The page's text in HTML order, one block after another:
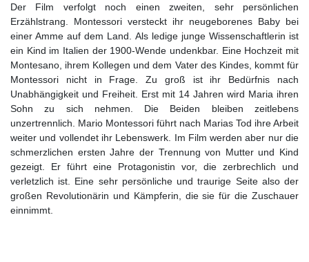
Der Film verfolgt noch einen zweiten, sehr persönlichen
Erzählstrang. Montessori versteckt ihr neugeborenes Baby bei
einer Amme auf dem Land. Als ledige junge Wissenschaftlerin ist
ein Kind im Italien der 1900-Wende undenkbar. Eine Hochzeit mit
Montesano, ihrem Kollegen und dem Vater des Kindes, kommt für
Montessori nicht in Frage. Zu groß ist ihr Bedürfnis nach
Unabhängigkeit und Freiheit. Erst mit 14 Jahren wird Maria ihren
Sohn zu sich nehmen. Die Beiden bleiben zeitlebens
unzertrennlich. Mario Montessori führt nach Marias Tod ihre Arbeit
weiter und vollendet ihr Lebenswerk. Im Film werden aber nur die
schmerzlichen ersten Jahre der Trennung von Mutter und Kind
gezeigt. Er führt eine Protagonistin vor, die zerbrechlich und
verletzlich ist. Eine sehr persönliche und traurige Seite also der
großen Revolutionärin und Kämpferin, die sie für die Zuschauer
einnimmt.